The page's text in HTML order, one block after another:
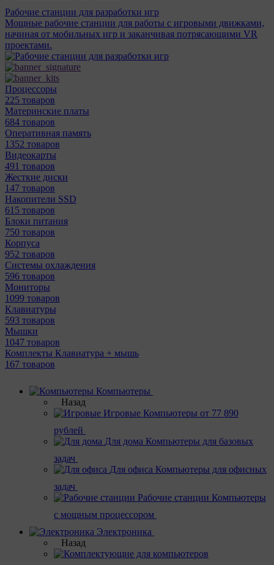
Рабочие станции для разработки игр
Мощные рабочие станции для работы с игровыми движками,
начиная от мобильных игр и заканчивая потрясающими VR
проектами.
Процессоры
225 товаров
Материнcкие платы
684 товаров
Оперативная память
1352 товаров
Видеокарты
491 товаров
Жесткие диски
147 товаров
Накопители SSD
615 товаров
Блоки питания
750 товаров
Корпуса
952 товаров
Системы охлаждения
596 товаров
Мониторы
1099 товаров
Клавиатуры
593 товаров
Мышки
1047 товаров
Комплекты Клавиатура + мышь
167 товаров
Компьютеры
Назад
Игровые Компьютеры от 77 890
рублей
Для дома Компьютеры для базовых
задач
Для офиса Компьютеры для офисных
задач
Рабочие станции Компьютеры
с мощным процессором
Электроника
Назад